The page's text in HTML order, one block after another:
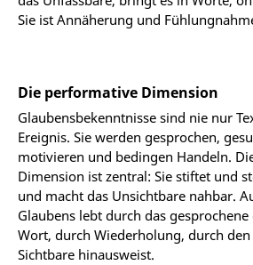
Sie ist Annäherung und
Die performative Dimension
Glaubensbekenntnisse sind nie nur
Ereignis. Sie werden gesprochen,
motivieren und bedingen Handeln.
Dimension ist zentral: Sie stiftet und
und macht das Unsichtbare nahbar.
Glaubens lebt durch das
Wort, durch Wiederholung, durch
Sichtbare hinausweist.